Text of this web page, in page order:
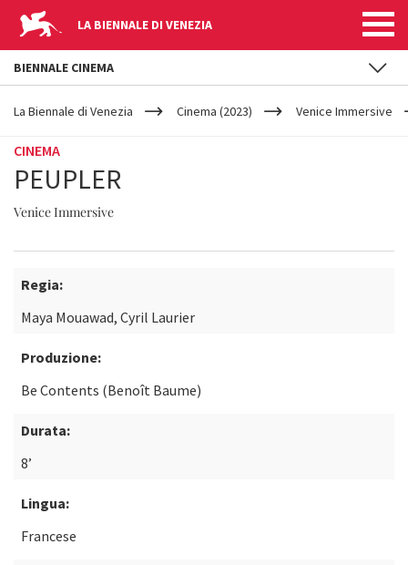
LA BIENNALE DI VENEZIA
YOUR
ARE
La Biennale di Venezia Cinema (2023) Venice Immersive
CINEMA
PEUPLER
Venice Immersive
Regia:
Maya Mouawad, Cyril Laurier
Produzione:
Be Contents (Benoît Baume)
Durata:
8’
Lingua:
Francese
BIENNALE CINEMA